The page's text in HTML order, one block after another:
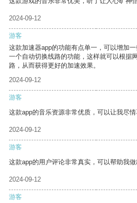
2024-09-12
游客
这款加速器app的功能有点单一，可以增加
一个自动切换线路的功能，这样就可以根据
路，从而获得更好的加速效果。
2024-09-12
游客
这款app的音乐资源非常优质，可以让我尽情
2024-09-12
游客
这款app的用户评论非常真实，可以帮助我做
2024-09-12
游客